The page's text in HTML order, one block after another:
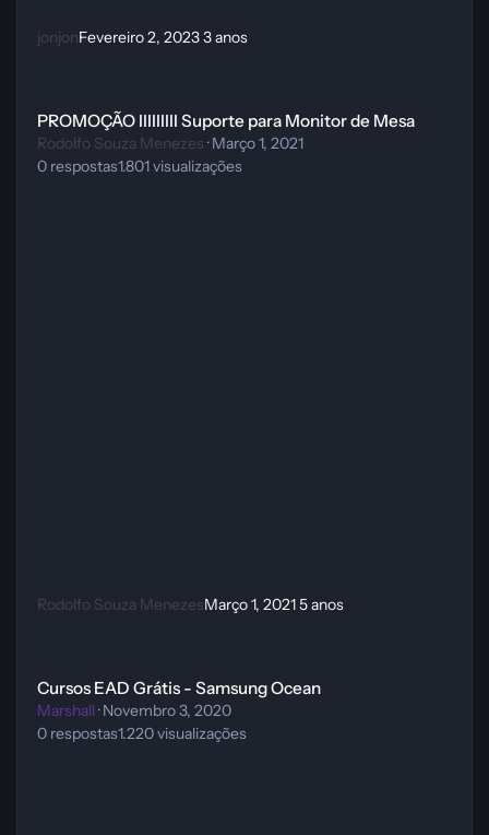
jonjonFevereiro 2, 20233 anos
PROMOÇÃO IIIIIIIII Suporte para Monitor de Mesa
Rodolfo Souza Menezes ·Março 1, 2021
0 respostas1.801visualizações
Rodolfo Souza MenezesMarço 1, 20215 anos
Cursos EAD Grátis - Samsung Ocean
Marshall·Novembro 3, 2020
0 respostas1.220visualizações